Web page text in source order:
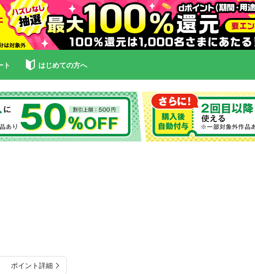
ト はじめての方へ
ポイント詳細